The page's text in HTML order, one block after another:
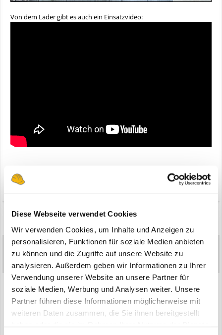
Diese Webseite verwendet Cookies
Wir verwenden Cookies, um Inhalte und Anzeigen zu
personalisieren, Funktionen für soziale Medien anbieten
zu können und die Zugriffe auf unsere Website zu
analysieren. Außerdem geben wir Informationen zu Ihrer
Verwendung unserer Website an unsere Partner für
soziale Medien, Werbung und Analysen weiter. Unsere
Partner führen diese Informationen möglicherweise mit
weiteren Daten zusammen, die Sie ihnen bereitgestellt
Von dem Lader gibt es auch ein Einsatzvideo:
6
2 months later...
Demolition Roger
Geschrieben12. Mai 2022